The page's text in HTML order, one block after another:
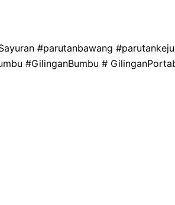
#parutanbawang
#GilinganBumbu #